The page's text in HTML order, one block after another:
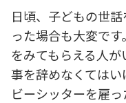
日頃、子どもの世
った場合も大変で
をみてもらえる人
事を辞めなくては
ビーシッターを雇